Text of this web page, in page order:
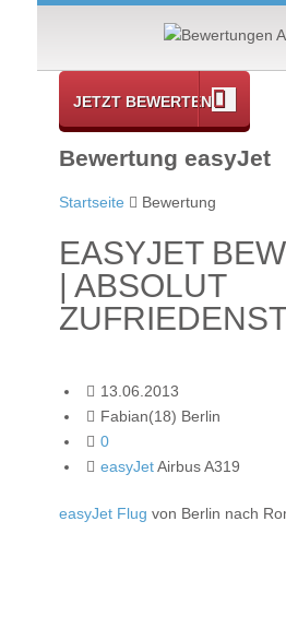
JETZT BEWERTEN
Bewertung easyJet
Startseite Bewertung
EASYJET
| ABSOLUT
13.06.2013
Fabian(18) Berlin
0
easyJetAirbus A319
easyJet Flug von Berlin nach